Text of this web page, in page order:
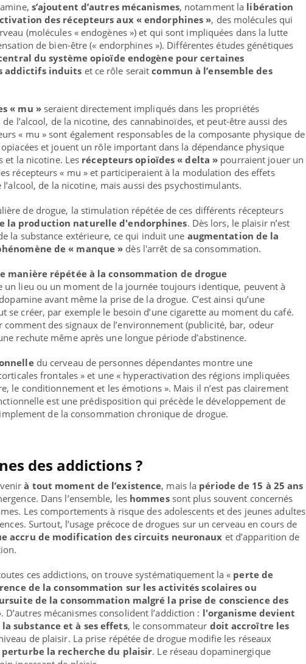
s’ajoutent d’autres mécanismes, notamment la libération
des récepteurs aux « endorphines », des molécules qui
(molécules « endogènes ») et qui sont impliquées dans la lutte
de bien-être (« endorphines »). Différentes études génétiques
du système opioïde endogène pour certaines
addictifs induits et ce rôle seraitcommun à l’ensemble des
« mu »seraient directement impliqués dans les propriétés
l’alcool, de la nicotine, des cannabinoïdes, et peut-être aussi des
« mu » sont également responsables de la composante physique de
et jouent un rôle important dans la dépendance physique
et la nicotine. Les récepteurs opioïdes « delta » pourraient jouer un
récepteurs « mu » et participeraient à la modulation des effets
de la nicotine, mais aussi des psychostimulants.
de drogue, la stimulation répétée de ces différents récepteurs
la production naturelle d'endorphines. Dès lors, le plaisir n’est
la substance extérieure, ce qui induit une augmentation de la
de « manque » dès l'arrêt de sa consommation.
manière répétée à la consommation de drogue
un lieu ou un moment de la journée toujours identique, peuvent à
avant même la prise de la drogue. C’est ainsi qu’une
se créer, par exemple le besoin d’une cigarette au moment du café.
des signaux de l’environnement (publicité, bar, odeur
rechute même après une longue période d’abstinence.
du cerveau de personnes dépendantes montre une
frontales » et une « hyperactivation des régions impliquées
le conditionnement et les émotions ». Mais il n’est pas clairement
est une prédisposition qui précède le développement de
de la consommation chronique de drogue.
des addictions ?
à tout moment de l’existence, mais la période de 15 à 25 ans
Dans l’ensemble, les hommessont plus souvent concernés
Les comportements à risque des adolescents et des jeunes adultes
Surtout, l’usage précoce de drogues sur un cerveau en cours de
accru de modification des circuits neuronaux et d’apparition de
ces addictions, on trouve systématiquement la « perte de
de la consommation sur les activités scolaires ou
de la consommation malgré la prise de conscience des
D’autres mécanismes consolident l’addiction : l'organisme devient
substance et à ses effets, le consommateur doit accroître les
de plaisir. La prise répétée de drogue modifie les réseaux
perturbe la recherche du plaisir. Le réseau dopaminergique